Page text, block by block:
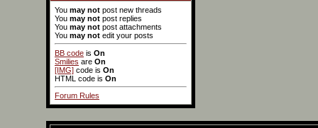
You may not post new threads
You may not post replies
You may not post attachments
You may not edit your posts
BB code is On
Smilies are On
[IMG] code is On
HTML code is On
Forum Rules